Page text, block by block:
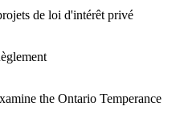
de loi d'intérêt privé
the Ontario Temperance